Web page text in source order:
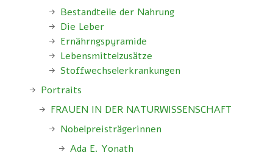
Bestandteile der Nahrung
Die Leber
Ernährngspyramide
Lebensmittelzusätze
Stoffwechselerkrankungen
Portraits
FRAUEN IN DER NATURWISSENSCHAFT
Nobelpreisträgerinnen
Ada E. Yonath